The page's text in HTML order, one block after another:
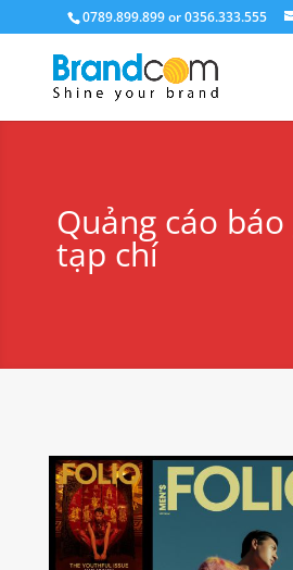
0789.899.899 or 0356.333.555
Quảng cáo báo
tạp chí